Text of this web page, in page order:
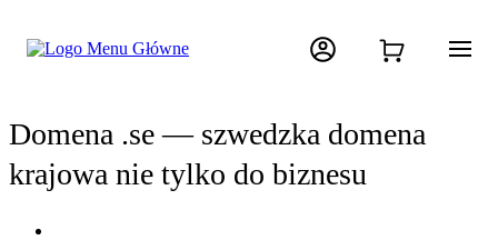
Domena .se — szwedzka domena
krajowa nie tylko do biznesu